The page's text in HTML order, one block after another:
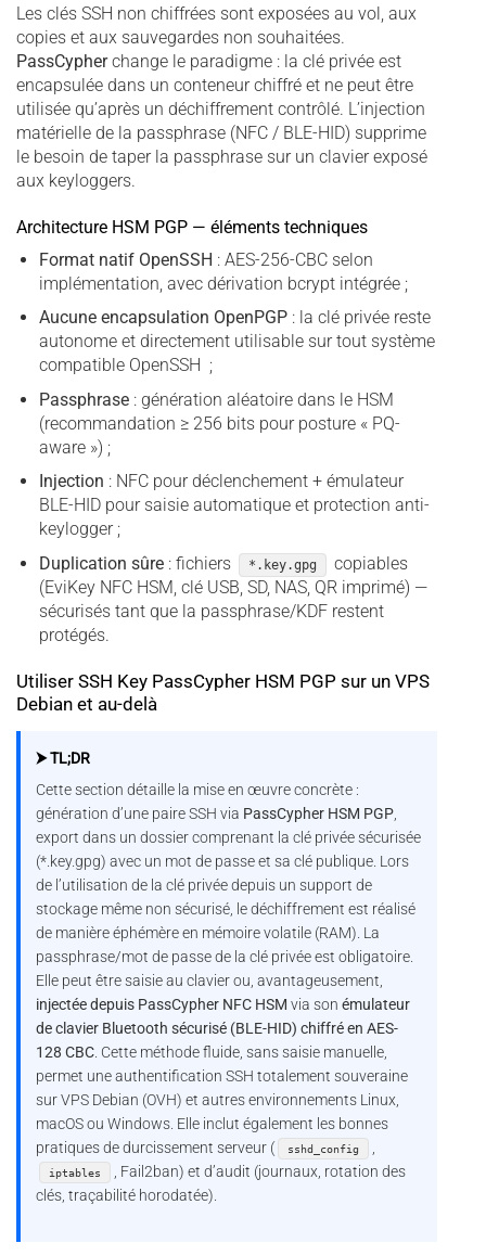
Les clés SSH non chiffrées sont exposées au vol, aux
copies et aux sauvegardes non souhaitées.
PassCypherchange le paradigme : la clé privée est
encapsulée dans un conteneur chiffré et ne peut être
utilisée qu’après un déchiffrement contrôlé. L’injection
matérielle de la passphrase (NFC / BLE-HID) supprime
le besoin de taper la passphrase sur un clavier exposé
aux keyloggers.
Architecture HSM PGP — éléments techniques
Format natif OpenSSH : AES-256-CBC selon
implémentation, avec dérivation bcrypt intégrée ;
Aucune encapsulation OpenPGP: la clé privée reste
autonome et directement utilisable sur tout système
compatible OpenSSH ;
Passphrase: génération aléatoire dans le HSM
(recommandation ≥ 256 bits pour posture « PQ-
aware ») ;
Injection : NFC pour déclenchement + émulateur
BLE-HID pour saisie automatique et protection anti-
keylogger ;
Duplication sûre: fichiers *.key.gpg
copiables
(EviKey NFC HSM, clé USB, SD, NAS, QR imprimé) —
sécurisés tant que la passphrase/KDF restent
protégés.
Utiliser SSH Key PassCypher HSM PGP sur un VPS
Debian et au-delà
⮞ TL;DR
Cette section détaille la mise en œuvre concrète :
génération d’une paire SSH via PassCypher HSM PGP
export dans un dossier comprenant la clé privée sécurisée
(*.key.gpg) avec un mot de passe et sa clé publique. Lors
de l’utilisation de la clé privée depuis un support de
stockage même non sécurisé, le déchiffrement est réalisé
de manière éphémère en mémoire volatile (RAM). La
passphrase/mot de passe de la clé privée est obligatoire.
Elle peut être saisie au clavier ou, avantageusement,
injectée depuis PassCypher NFC HSM via sonémulateur
de clavier Bluetooth sécurisé (BLE-HID) chiffré en AES-
128 CBC . Cette méthode fluide, sans saisie manuelle,
permet une authentification SSH totalement souveraine
sur VPS Debian (OVH) et autres environnements Linux,
macOS ou Windows. Elle inclut également les bonnes
pratiques de durcissement serveur (
sshd_config
iptables
, Fail2ban) et d’audit (journaux, rotation des
clés, traçabilité horodatée).